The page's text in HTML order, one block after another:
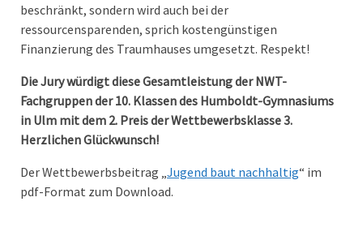
beschränkt, sondern wird auch bei der
ressourcensparenden, sprich kostengünstigen
Finanzierung des Traumhauses umgesetzt. Respekt!
Die Jury würdigt diese Gesamtleistung der NWT-
Fachgruppen der 10. Klassen des Humboldt-Gymnasiums
in Ulm mit dem 2. Preis der Wettbewerbsklasse 3.
Herzlichen Glückwunsch!
Der Wettbewerbsbeitrag „ Jugend baut nachhaltig“ im
pdf-Format zum Download.